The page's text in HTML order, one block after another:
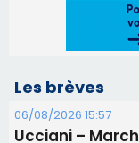
Les brèves
06/08/2026 15:57
Ucciani –